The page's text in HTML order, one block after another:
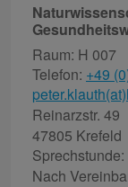
Raum: H 007
Telefon: +49
Reinarzstr. 49
47805 Krefeld
Sprechstunde:
Nach